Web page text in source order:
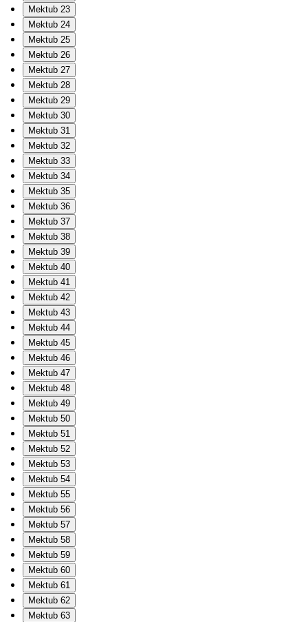
Mektub 23
Mektub 24
Mektub 25
Mektub 26
Mektub 27
Mektub 28
Mektub 29
Mektub 30
Mektub 31
Mektub 32
Mektub 33
Mektub 34
Mektub 35
Mektub 36
Mektub 37
Mektub 38
Mektub 39
Mektub 40
Mektub 41
Mektub 42
Mektub 43
Mektub 44
Mektub 45
Mektub 46
Mektub 47
Mektub 48
Mektub 49
Mektub 50
Mektub 51
Mektub 52
Mektub 53
Mektub 54
Mektub 55
Mektub 56
Mektub 57
Mektub 58
Mektub 59
Mektub 60
Mektub 61
Mektub 62
Mektub 63